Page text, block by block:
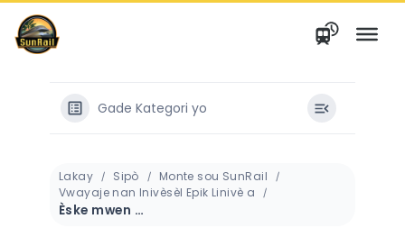
Ale
nan
kontni
Gade Kategori yo
Lakay Sipò
Monte sou SunRail
Vwayaje nan Inivèsèl Epik Linivè a
Èske mwen bezwen itilize aplikasyon mobil SunRail la oswa aplikasyon mobil LYNX Paw Pass la pou achte yon tikè oswa yon pas?